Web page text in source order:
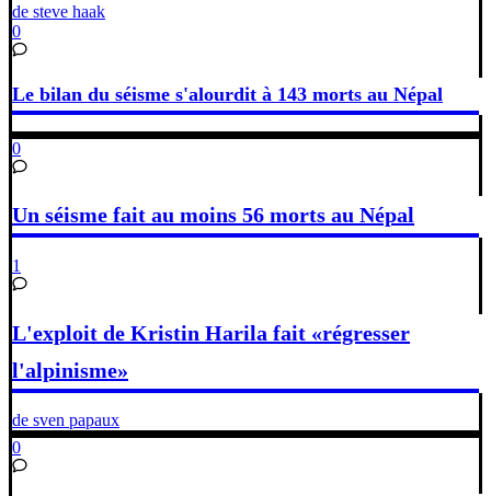
de steve haak
0
Le bilan du séisme s'alourdit à 143 morts au Népal
0
Un séisme fait au moins 56 morts au Népal
1
L'exploit de Kristin Harila fait «régresser
l'alpinisme»
de sven papaux
0